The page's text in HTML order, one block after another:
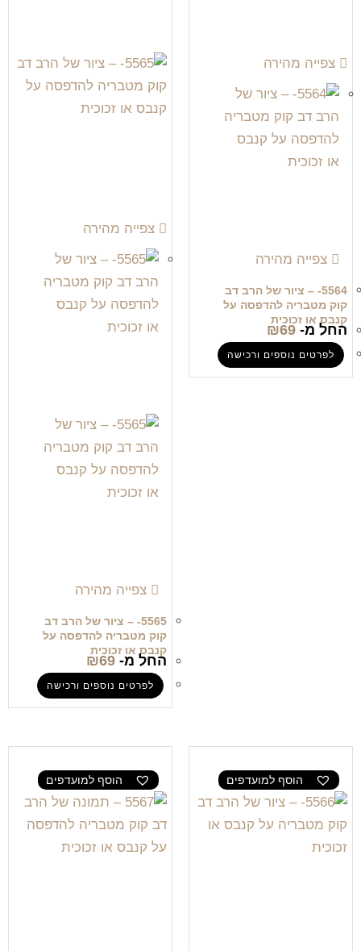
צפייה מהירה
צפייה מהירה
5564- – ציור של הרב דב
קוק מטבריה להדפסה על
קנבס או זכוכית
החל מ- ₪69
לפרטים נוספים ורכישה
צפייה מהירה
צפייה מהירה
5565- – ציור של הרב דב
קוק מטבריה להדפסה על
קנבס או זכוכית
החל מ- ₪69
לפרטים נוספים ורכישה
הוסף למועדפים הוסף למועדפים